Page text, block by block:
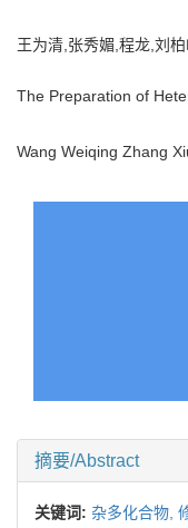
王为清,张秀媚,程龙,刘
The Preparation of
Wang Weiqing Zhang
摘要/Abstract
关键词: 杂多化合物,